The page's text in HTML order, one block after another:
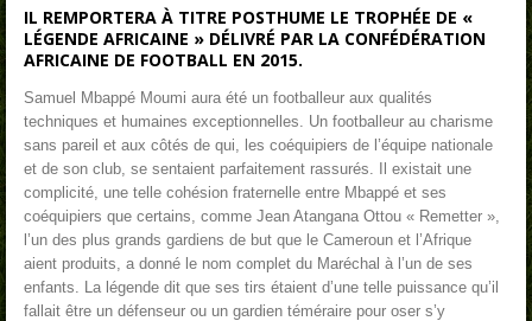
IL REMPORTERA À TITRE POSTHUME LE TROPHÉE DE «
LÉGENDE AFRICAINE » DÉLIVRÉ PAR LA CONFÉDÉRATION
AFRICAINE DE FOOTBALL EN 2015.
Samuel Mbappé Moumi aura été un footballeur aux qualités
techniques et humaines exceptionnelles. Un footballeur au charisme
sans pareil et aux côtés de qui, les coéquipiers de l’équipe nationale
et de son club, se sentaient parfaitement rassurés. Il existait une
complicité, une telle cohésion fraternelle entre Mbappé et ses
coéquipiers que certains, comme Jean Atangana Ottou « Remetter »,
l’un des plus grands gardiens de but que le Cameroun et l’Afrique
aient produits, a donné le nom complet du Maréchal à l’un de ses
enfants.
La légende dit que ses tirs étaient d’une telle puissance qu’il
fallait être un défenseur ou un gardien téméraire pour oser s’y